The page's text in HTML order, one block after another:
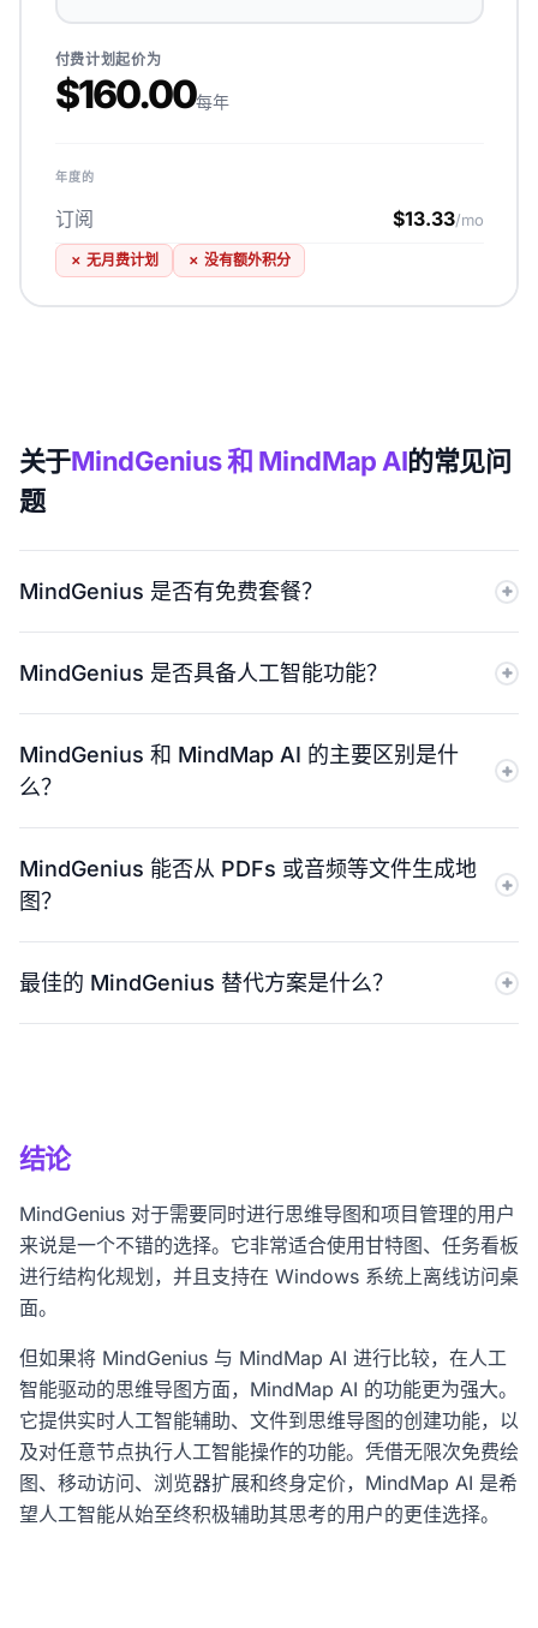
付费计划起价为
$160.00每年
年度的
订阅 $13.33/mo
✗ 无月费计划 ✗ 没有额外积分
关于MindGenius 和 MindMap AI的常见问
题
MindGenius 是否有免费套餐？
能。试用期结束后，您的帐户仅限创建一个项目。
MindMap AI 提供免费套餐，可创建无限量的思维导图，且
项目数量不限。
MindGenius 是否具备人工智能功能？
议节点供您批准。它还具备 AI 展开单个节点的功能。但它
不支持持续的 AI 聊天、文件转思维导图，也不支持 AI 总
结、聚焦主题或关系分析。MindMap AI 则在整个会话期间
保持 AI 活跃。
MindGenius 和 MindMap AI 的主要区别是什
么？
点的 AI 操作，用户在使用 AI 之前需要先选择一个节点。
MindMap AI 是一款以 AI 为先导的思维导图工具，具备持
续的 AI 辅助功能、文件到思维导图的生成功能，并且用户
可以随时在任何节点上使用 AI 操作。
MindGenius 能否从 PDFs 或音频等文件生成地
图？
必须手动添加或通过 AI 提示添加。MindMap AI 支持多种
文件输入，包括 PDF、音频、视频、CSV、JSON、XML
最佳的 MindGenius 替代方案是什么？
结论
MindGenius 对于需要同时进行思维导图和项目管理的用户
来说是一个不错的选择。它非常适合使用甘特图、任务看板
进行结构化规划，并且支持在 Windows 系统上离线访问桌
面。
但如果将 MindGenius 与 MindMap AI 进行比较，在人工
智能驱动的思维导图方面，MindMap AI 的功能更为强大。
它提供实时人工智能辅助、文件到思维导图的创建功能，以
及对任意节点执行人工智能操作的功能。凭借无限次免费绘
图、移动访问、浏览器扩展和终身定价，MindMap AI 是希
望人工智能从始至终积极辅助其思考的用户的更佳选择。